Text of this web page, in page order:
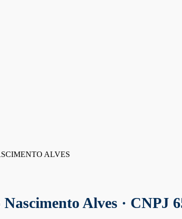
ALVES
Alves · CNPJ